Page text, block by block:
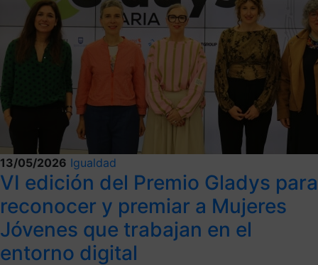
13/05/2026 Igualdad
VI edición del Premio Gladys para
reconocer y premiar a Mujeres
Jóvenes que trabajan en el
entorno digital